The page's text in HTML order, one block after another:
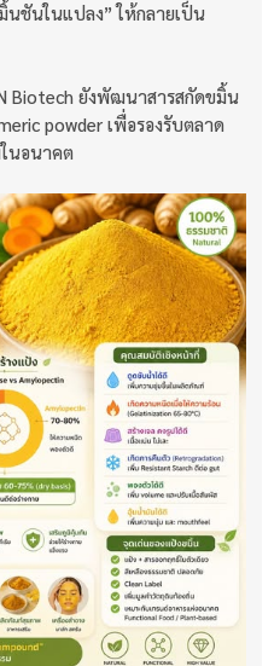
นชันในแปลง” ให้กลายเป็น
Biotech ยังพัฒนาสารสกัดขมิ้น
powder เพื่อรองรับตลาด
นอนาคต